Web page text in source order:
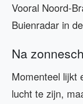
Vooral Noord-
Buienradar in
Na
Momenteel lijkt
lucht te zijn,